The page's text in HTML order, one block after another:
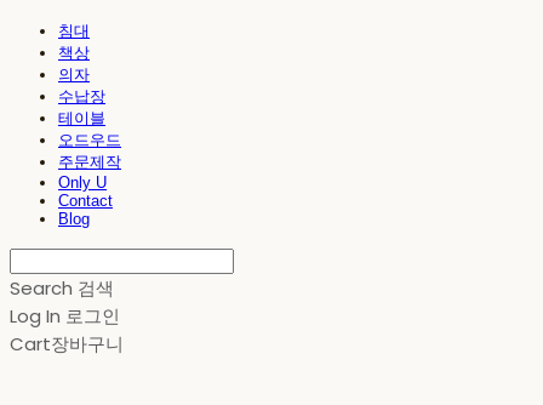
침대
책상
의자
수납장
테이블
오드우드
주문제작
Only U
Contact
Blog
Search 검색
Log In 로그인
Cart장바구니